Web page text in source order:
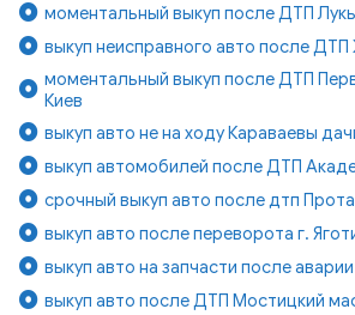
моментальный выкуп после ДТП
выкуп неисправного авто после
моментальный выкуп после ДТП
Киев
выкуп авто не на ходу Караваевы
выкуп автомобилей после ДТП
срочный выкуп авто после дтп
выкуп авто после переворота г.
выкуп авто на запчасти после
выкуп авто после ДТП Мостицкий